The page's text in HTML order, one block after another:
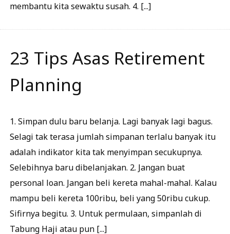
membantu kita sewaktu susah. 4. [...]
23 Tips Asas Retirement
Planning
1. Simpan dulu baru belanja. Lagi banyak lagi bagus.
Selagi tak terasa jumlah simpanan terlalu banyak itu
adalah indikator kita tak menyimpan secukupnya.
Selebihnya baru dibelanjakan. 2. Jangan buat
personal loan. Jangan beli kereta mahal-mahal. Kalau
mampu beli kereta 100ribu, beli yang 50ribu cukup.
Sifirnya begitu. 3. Untuk permulaan, simpanlah di
Tabung Haji atau pun [...]